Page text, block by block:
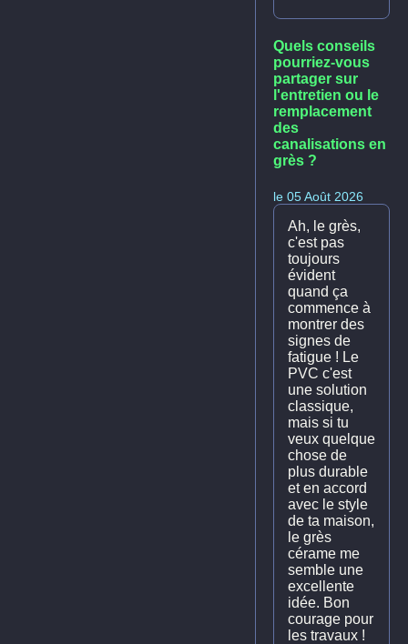
Quels conseils
pourriez-vous
partager sur
l'entretien ou le
remplacement
des
canalisations en
grès ?
le 05 Août 2026
Ah, le grès,
c'est pas
toujours
évident
quand ça
commence à
montrer des
signes de
fatigue ! Le
PVC c'est
une solution
classique,
mais si tu
veux quelque
chose de
plus durable
et en accord
avec le style
de ta maison,
le grès
cérame me
semble une
excellente
idée. Bon
courage pour
les travaux !